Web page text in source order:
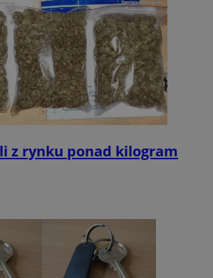
z rynku ponad kilogram